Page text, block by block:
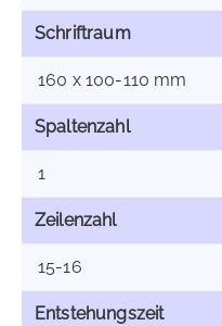
Schriftraum
160 x 100-110 mm
Spaltenzahl
1
Zeilenzahl
15-16
Entstehungszeit